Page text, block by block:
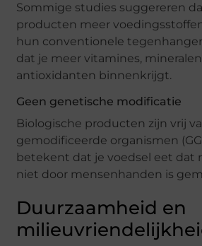
Sommige studies suggereren
producten meer
hun conventionele
dat je meer vitamines,
antioxidanten binnenkrijgt.
Geen genetische modificatie
Biologische producten zijn vrij
gemodificeerde organismen
betekent dat je voedsel eet dat
niet door mensenhanden is
Duurzaamheid en